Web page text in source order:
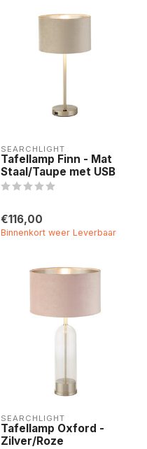
SEARCHLIGHT
Tafellamp Finn - Mat
Staal/Taupe met USB
€116,00
Binnenkort weer Leverbaar
SEARCHLIGHT
Tafellamp Oxford -
Zilver/Roze